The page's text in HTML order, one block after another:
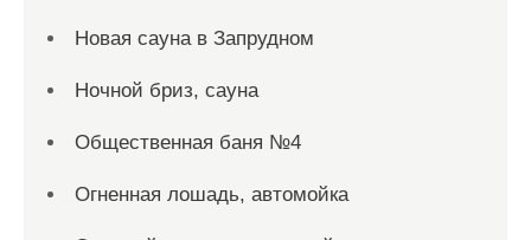
Новая сауна в Запрудном
Ночной бриз, сауна
Общественная баня №4
Огненная лошадь, автомойка